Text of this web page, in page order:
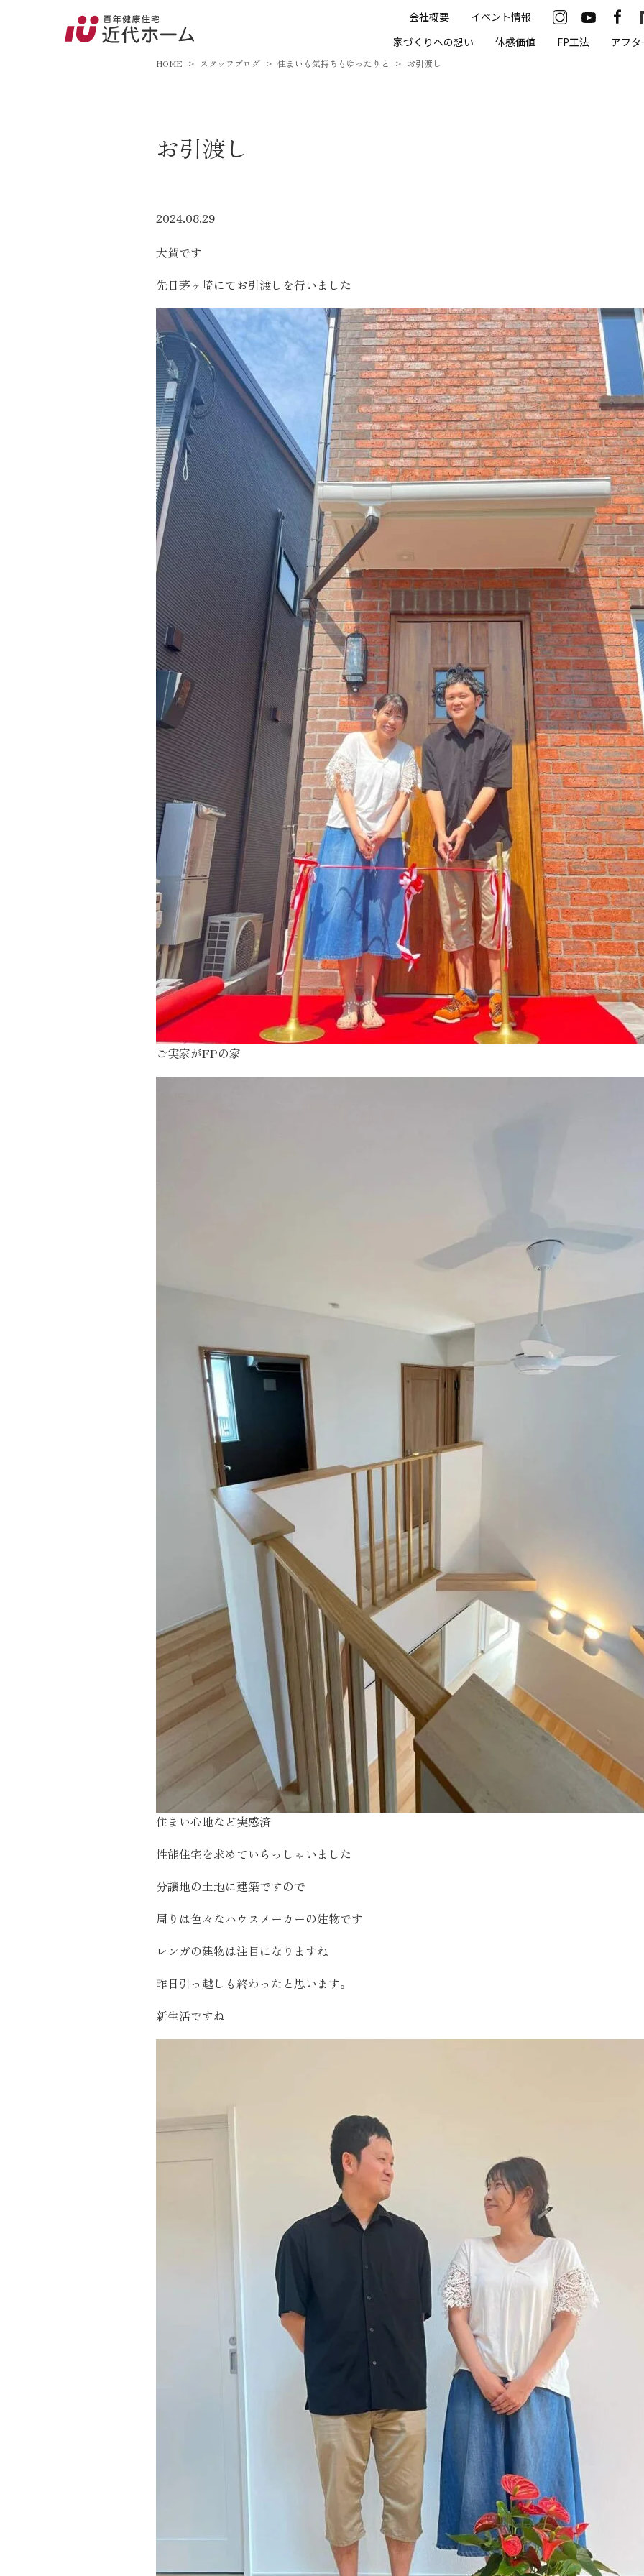
会社概要
イベント情報
家づくりへの想い
体感価値 FP工法 アフ
家づくりへの想い
お客様の声
住宅イベント情報 お知らせ
近代ホームについて
スタッフ紹介
自社大工集団「名匠会」
ホームオーナー様が集う会『100TOMO』
スタッフブログ
よくある質問
近代ホーム公式LINE
近代ホームの家づ
家づくりの流れ
アフターフォローコ
ベストバリューホーム
住宅ローン支援
インテリアコーディ
ZEHについて
SEGs近代ホームの取
来場予約
オンライン相談
HOME スタッフブログ 住まいも気持ちもゆったりと お引渡し
お引渡し
2024.08.29
大賀です
先日茅ヶ崎にてお引渡しを行いました
ご実家がFPの家
住まい心地など実感済
性能住宅を求めていらっしゃいました
分譲地の土地に建築ですので
周りは色々なハウスメーカーの建物です
レンガの建物は注目になりますね
昨日引っ越しも終わったと思います。
新生活ですね